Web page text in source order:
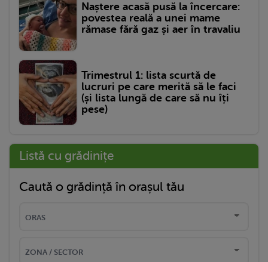
Naștere acasă pusă la încercare:
povestea reală a unei mame
rămase fără gaz și aer în travaliu
Trimestrul 1: lista scurtă de
lucruri pe care merită să le faci
(și lista lungă de care să nu îți
pese)
Listă cu grădinițe
Caută o grădință în orașul tău